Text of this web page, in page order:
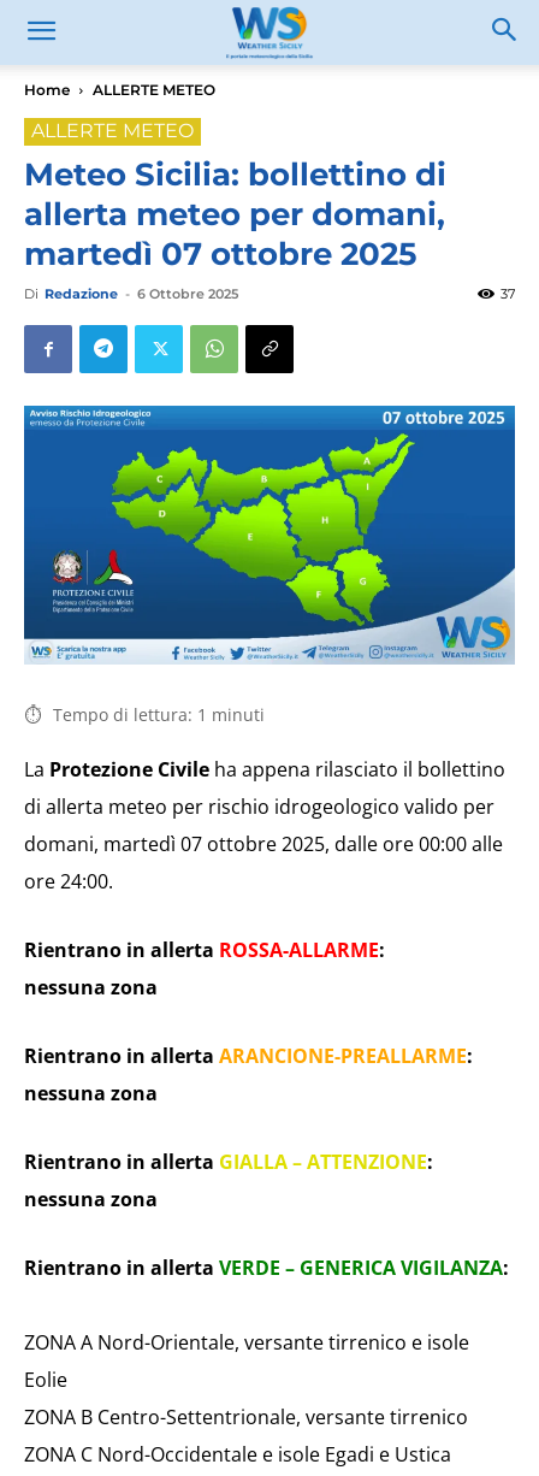
Home ALLERTE METEO
ALLERTE METEO
Meteo Sicilia: bollettino di
allerta meteo per domani,
martedì 07 ottobre 2025
Di Redazione - 6 Ottobre 2025 37
Tempo di lettura: 1 minuti
La Protezione Civile ha appena rilasciato il bollettino
di allerta meteo per rischio idrogeologico valido per
domani, martedì 07 ottobre 2025, dalle ore 00:00 alle
ore 24:00.
Rientrano in allerta ROSSA-ALLARME:
nessuna zona
Rientrano in allerta ARANCIONE-PREALLARME:
nessuna zona
Rientrano in allerta GIALLA – ATTENZIONE:
nessuna zona
Rientrano in allerta VERDE – GENERICA VIGILANZA:
ZONA A Nord-Orientale, versante tirrenico e isole
Eolie
ZONA B Centro-Settentrionale, versante tirrenico
ZONA C Nord-Occidentale e isole Egadi e Ustica